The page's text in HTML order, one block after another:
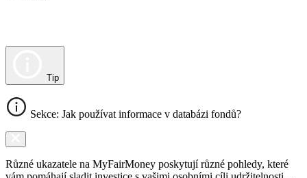
Tip
Sekce: Jak používat informace v databázi fondů?
Různé ukazatele na MyFairMoney poskytují různé pohledy, které